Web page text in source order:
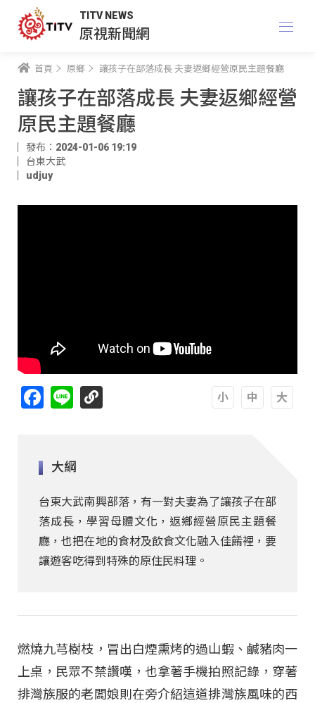
TITV NEWS
原視新聞網
首頁 原鄉 讓孩子在部落成長 夫妻返鄉經營原民主題餐廳
讓孩子在部落成長 夫妻返鄉經營
原民主題餐廳
發布：2024-01-06 19:19
台東大武
udjuy
Facebook
Line
大綱
台東大武南興部落，有一對夫妻為了讓孩子在部
落成長，學習母體文化，返鄉經營原民主題餐
廳，也把在地的食材及飲食文化融入佳餚裡，要
讓遊客吃得到特殊的原住民料理。
燃燒九芎樹枝，冒出白煙熏烤的過山蝦、鹹豬肉一
上桌，民眾不禁讚嘆，也拿著手機拍照記錄，穿著
排灣族服的老闆娘則在旁介紹這道排灣族風味的西